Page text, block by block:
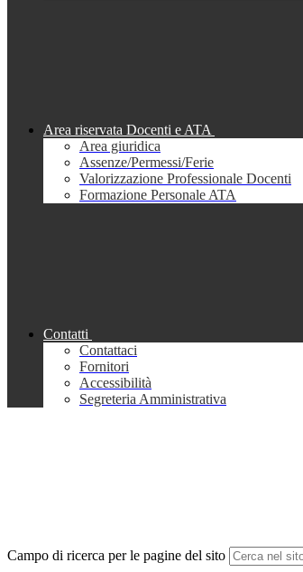
Area riservata Docenti e ATA
Area giuridica
Assenze/Permessi/Ferie
Valorizzazione Professionale Docenti
Formazione Personale ATA
Contatti
Contattaci
Fornitori
Accessibilità
Segreteria Amministrativa
Campo di ricerca per le pagine del sito